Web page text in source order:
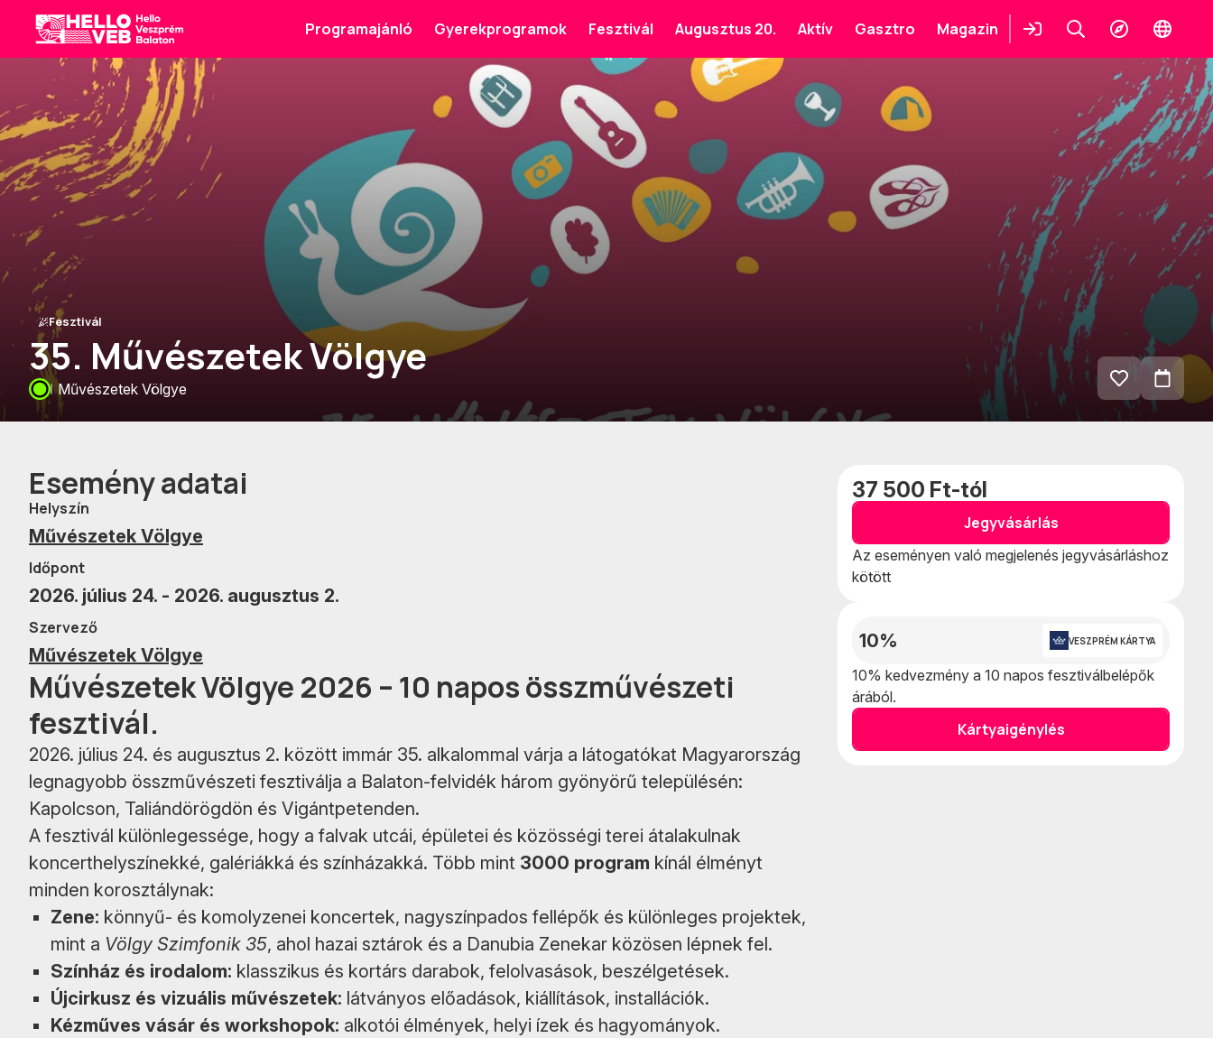
HelloVEB
Programajánló Gyerekprogramok Fesztivál Augusztus 20. Aktív Gasztro Magazin
BelépésKeresésFelfedezés
Change
Fesztivál
35. Művészetek Völgye
Művészetek Völgye
adom
Esemény adatai
Helyszín
Művészetek Völgye
Időpont
2026. július 24. - 2026. augusztus 2.
Szervező
Művészetek Völgye
Művészetek Völgye 2026 – 10 napos összművészeti
fesztivál.
2026. július 24. és augusztus 2. között immár 35. alkalommal várja a látogatókat Magyarország
legnagyobb összművészeti fesztiválja a Balaton-felvidék három gyönyörű településén:
Kapolcson, Taliándörögdön és Vigántpetenden.
A fesztivál különlegessége, hogy a falvak utcái, épületei és közösségi terei átalakulnak
koncerthelyszínekké, galériákká és színházakká. Több mint 3000 program kínál élményt
minden korosztálynak:
Zene: könnyű- és komolyzenei koncertek, nagyszínpados fellépők és különleges projektek,
mint a Völgy Szimfonik 35, ahol hazai sztárok és a Danubia Zenekar közösen lépnek fel.
Színház és irodalom: klasszikus és kortárs darabok, felolvasások, beszélgetések.
Újcirkusz és vizuális művészetek: látványos előadások, kiállítások, installációk.
Kézműves vásár és workshopok: alkotói élmények, helyi ízek és hagyományok.
37 500 Ft-tól
Jegyvásárlás
Az eseményen való megjelenés jegyvásárláshoz
kötött
10% VESZPRÉM KÁRTYA
10% kedvezmény a 10 napos fesztiválbelépők
árából.
Kártyaigénylés